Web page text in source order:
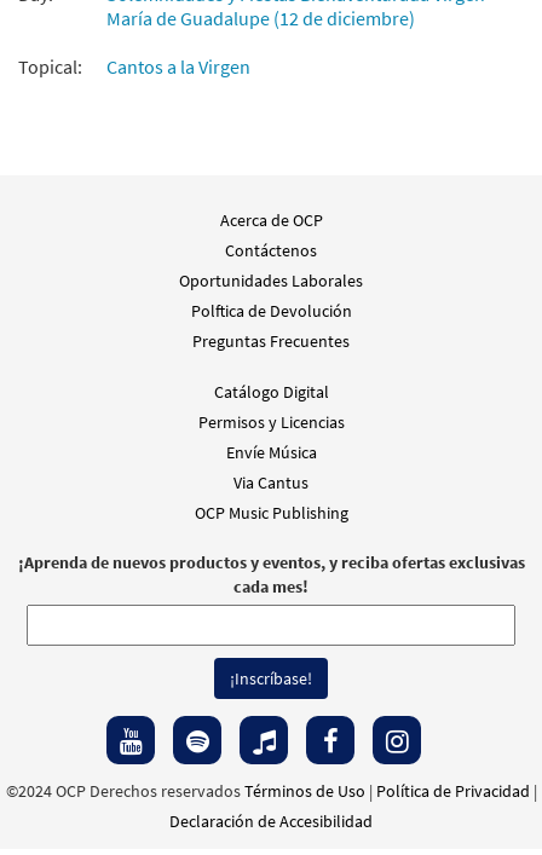
María de Guadalupe (12 de diciembre)
Topical:
Cantos a la Virgen
Acerca de OCP
Contáctenos
Oportunidades Laborales
Polftica de Devolución
Preguntas Frecuentes
Catálogo Digital
Permisos y Licencias
Envíe Música
Via Cantus
OCP Music Publishing
¡Aprenda de nuevos productos y eventos, y reciba ofertas exclusivas
cada mes!
©2024 OCP Derechos reservadosTérminos de Uso | Política de Privacidad |
Declaración de Accesibilidad